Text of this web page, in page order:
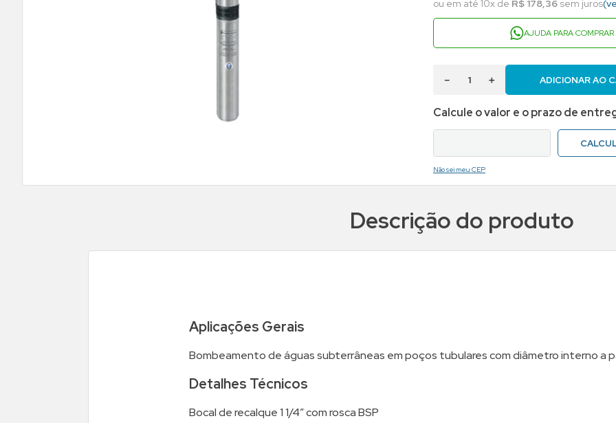
ou em até 10x de R$ 178,36 sem juros
AJUDA PARA COMPRAR
＋
－ ADICIONAR AO
Não sei meu CEP
Descrição do produto
Aplicações Gerais
Bombeamento de águas subterrâneas em poços tubulares com diâmetro interno a
Detalhes Técnicos
Bocal de recalque 1 1/4” com rosca BSP